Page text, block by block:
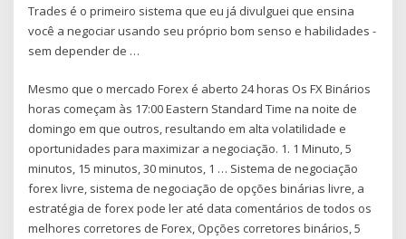
Trades é o primeiro sistema que eu já divulguei que ensina
você a negociar usando seu próprio bom senso e habilidades -
sem depender de …
Mesmo que o mercado Forex é aberto 24 horas Os FX Binários
horas começam às 17:00 Eastern Standard Time na noite de
domingo em que outros, resultando em alta volatilidade e
oportunidades para maximizar a negociação. 1. 1 Minuto, 5
minutos, 15 minutos, 30 minutos, 1 … Sistema de negociação
forex livre, sistema de negociação de opções binárias livre, a
estratégia de forex pode ler até data comentários de todos os
melhores corretores de Forex, Opções corretores binários, 5